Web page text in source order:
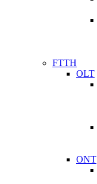
FTTH
OLT
ONT